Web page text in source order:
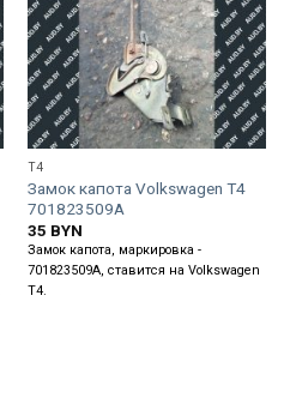
T4
Замок капота Volkswagen T4
701823509А
35 BYN
Замок капота, маркировка -
701823509А, ставится на Volkswagen
T4.